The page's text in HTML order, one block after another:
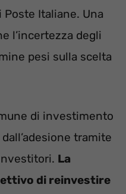
Italiane. Una
l’incertezza degli
pesi sulla scelta
di investimento
tramite
La
di reinvestire